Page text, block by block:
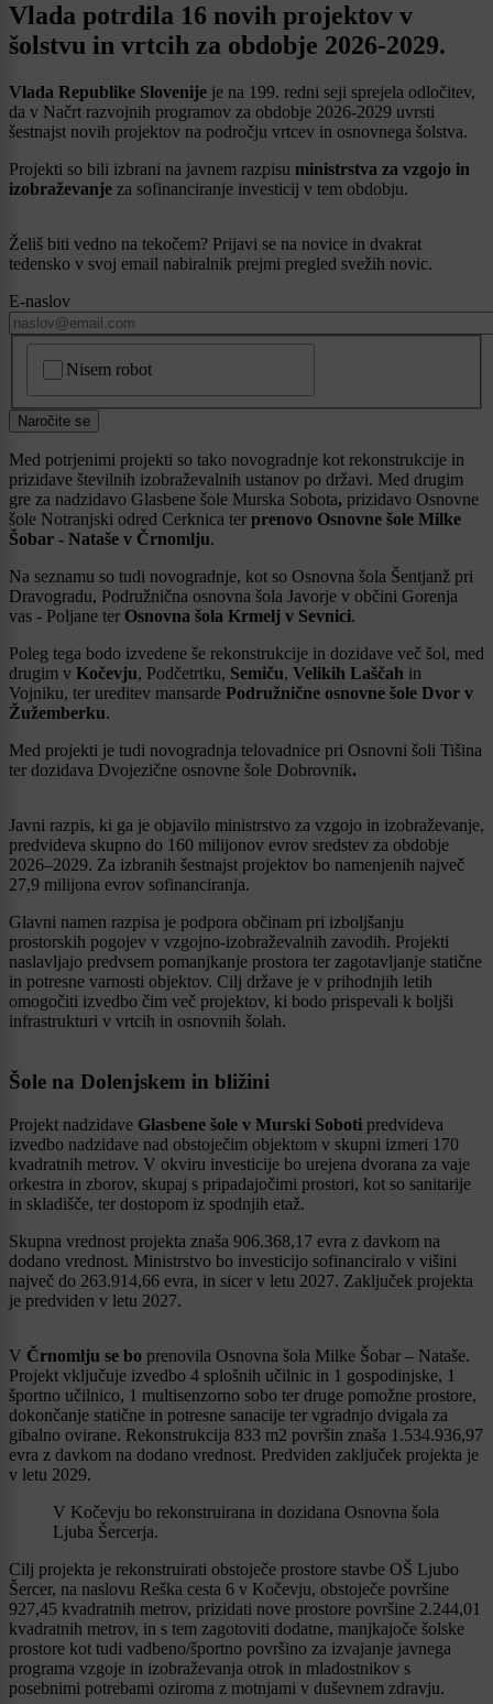
Vlada potrdila 16 novih projektov v
šolstvu in vrtcih za obdobje 2026-2029.
Vlada Republike Slovenije je na 199. redni seji sprejela odločitev,
da v Načrt razvojnih programov za obdobje 2026-2029 uvrsti
šestnajst novih projektov na področju vrtcev in osnovnega šolstva.
Projekti so bili izbrani na javnem razpisu ministrstva za vzgojo in
izobraževanje za sofinanciranje investicij v tem obdobju.
Želiš biti vedno na tekočem? Prijavi se na novice in dvakrat
tedensko v svoj email nabiralnik prejmi pregled svežih novic.
E-naslov
Nisem robot
Naročite se
Med potrjenimi projekti so tako novogradnje kot rekonstrukcije in
prizidave številnih izobraževalnih ustanov po državi. Med drugim
gre za nadzidavo Glasbene šole Murska Sobota, prizidavo Osnovne
šole Notranjski odred Cerknica ter prenovo Osnovne šole Milke
Šobar - Nataše v Črnomlju.
Na seznamu so tudi novogradnje, kot so Osnovna šola Šentjanž pri
Dravogradu, Podružnična osnovna šola Javorje v občini Gorenja
vas - Poljane ter Osnovna šola Krmelj v Sevnici.
Poleg tega bodo izvedene še rekonstrukcije in dozidave več šol, med
drugim v Kočevju, Podčetrtku, Semiču, Velikih Laščah in
Vojniku, ter ureditev mansarde Podružnične osnovne šole Dvor v
Žužemberku.
Med projekti je tudi novogradnja telovadnice pri Osnovni šoli Tišina
ter dozidava Dvojezične osnovne šole Dobrovnik.
Javni razpis, ki ga je objavilo ministrstvo za vzgojo in izobraževanje,
predvideva skupno do 160 milijonov evrov sredstev za obdobje
2026–2029. Za izbranih šestnajst projektov bo namenjenih največ
27,9 milijona evrov sofinanciranja.
Glavni namen razpisa je podpora občinam pri izboljšanju
prostorskih pogojev v vzgojno-izobraževalnih zavodih. Projekti
naslavljajo predvsem pomanjkanje prostora ter zagotavljanje statične
in potresne varnosti objektov. Cilj države je v prihodnjih letih
omogočiti izvedbo čim več projektov, ki bodo prispevali k boljši
infrastrukturi v vrtcih in osnovnih šolah.
Šole na Dolenjskem in bližini
Projekt nadzidave Glasbene šole v Murski Soboti predvideva
izvedbo nadzidave nad obstoječim objektom v skupni izmeri 170
kvadratnih metrov. V okviru investicije bo urejena dvorana za vaje
orkestra in zborov, skupaj s pripadajočimi prostori, kot so sanitarije
in skladišče, ter dostopom iz spodnjih etaž.
Skupna vrednost projekta znaša 906.368,17 evra z davkom na
dodano vrednost. Ministrstvo bo investicijo sofinanciralo v višini
največ do 263.914,66 evra, in sicer v letu 2027. Zaključek projekta
je predviden v letu 2027.
V Črnomlju se bo prenovila Osnovna šola Milke Šobar – Nataše.
Projekt vključuje izvedbo 4 splošnih učilnic in 1 gospodinjske, 1
športno učilnico, 1 multisenzorno sobo ter druge pomožne prostore,
dokončanje statične in potresne sanacije ter vgradnjo dvigala za
gibalno ovirane. Rekonstrukcija 833 m2 površin znaša 1.534.936,97
evra z davkom na dodano vrednost. Predviden zaključek projekta je
v letu 2029.
V Kočevju bo rekonstruirana in dozidana Osnovna šola
Ljuba Šercerja.
Cilj projekta je rekonstruirati obstoječe prostore stavbe OŠ Ljubo
Šercer, na naslovu Reška cesta 6 v Kočevju, obstoječe površine
927,45 kvadratnih metrov, prizidati nove prostore površine 2.244,01
kvadratnih metrov, in s tem zagotoviti dodatne, manjkajoče šolske
prostore kot tudi vadbeno/športno površino za izvajanje javnega
programa vzgoje in izobraževanja otrok in mladostnikov s
posebnimi potrebami oziroma z motnjami v duševnem zdravju.